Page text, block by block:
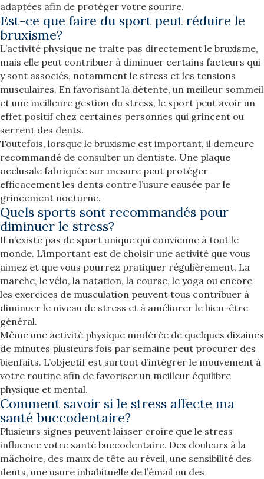
adaptées afin de protéger votre sourire.
Est-ce que faire du sport peut réduire le
bruxisme?
L’activité physique ne traite pas directement le bruxisme,
mais elle peut contribuer à diminuer certains facteurs qui
y sont associés, notamment le stress et les tensions
musculaires. En favorisant la détente, un meilleur sommeil
et une meilleure gestion du stress, le sport peut avoir un
effet positif chez certaines personnes qui grincent ou
serrent des dents.
Toutefois, lorsque le bruxisme est important, il demeure
recommandé de consulter un dentiste. Une plaque
occlusale fabriquée sur mesure peut protéger
efficacement les dents contre l’usure causée par le
grincement nocturne.
Quels sports sont recommandés pour
diminuer le stress?
Il n’existe pas de sport unique qui convienne à tout le
monde. L’important est de choisir une activité que vous
aimez et que vous pourrez pratiquer régulièrement. La
marche, le vélo, la natation, la course, le yoga ou encore
les exercices de musculation peuvent tous contribuer à
diminuer le niveau de stress et à améliorer le bien-être
général.
Même une activité physique modérée de quelques dizaines
de minutes plusieurs fois par semaine peut procurer des
bienfaits. L’objectif est surtout d’intégrer le mouvement à
votre routine afin de favoriser un meilleur équilibre
physique et mental.
Comment savoir si le stress affecte ma
santé buccodentaire?
Plusieurs signes peuvent laisser croire que le stress
influence votre santé buccodentaire. Des douleurs à la
mâchoire, des maux de tête au réveil, une sensibilité des
dents, une usure inhabituelle de l’émail ou des